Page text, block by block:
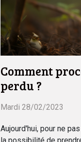
Comment
perdu ?
Mardi 28/02/2023
Aujourd'hui, pour ne